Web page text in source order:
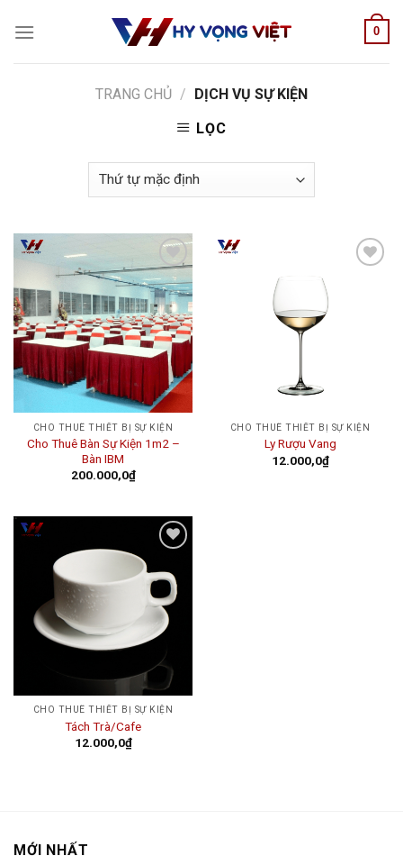
0
TRANG CHỦ / DỊCH VỤ SỰ KIỆN
LỌC
Add to
wishlist
CHO THUÊ THIẾT BỊ SỰ KIỆN
Cho Thuê Bàn Sự Kiện 1m2 –
Bàn IBM
200.000,0₫
CHO THUÊ THIẾT BỊ SỰ KIỆN
Ly Rượu Vang
12.000,0₫
wishlist
CHO THUÊ THIẾT BỊ SỰ KIỆN
Tách Trà/Cafe
12.000,0₫
MỚI NHẤT